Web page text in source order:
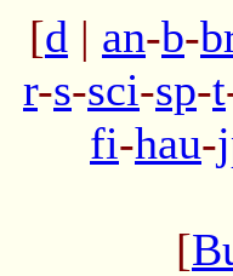
[d | an-b-
r-s-sci-sp-t
fi-hau-
[